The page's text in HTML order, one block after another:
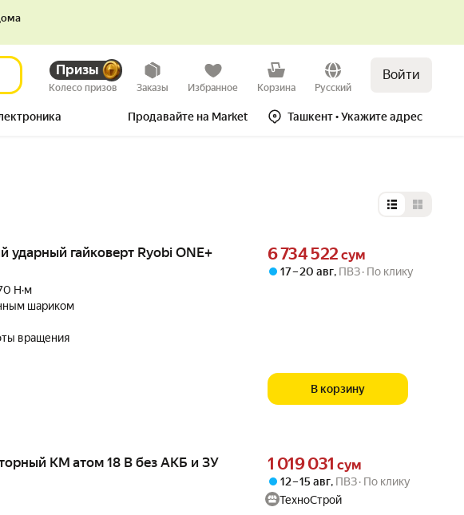
Призы
Колесо призов Заказы Избранное Корзина Русский
Войти
Продавайте на Market Ташкент• Укажите адрес
Выбор типа
ударный гайковерт Ryobi ONE+
Н·м
шариком
вращения
Цена 6734522 сум вместо
6 734 522 сум
17 – 20 авг, ПВЗ По клику
В корзину
КМ атом 18 В без АКБ и ЗУ
Цена 1019031 сум вместо
1 019 031 сум
12 – 15 авг, ПВЗ По клику
ТехноСтрой